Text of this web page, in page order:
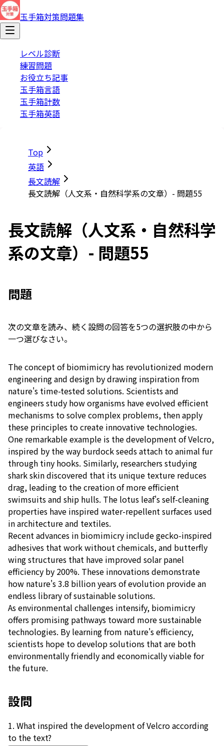
玉手箱対策問題集
レベル診断
練習問題
お役立ち記事
玉手箱言語
玉手箱計数
玉手箱英語
Top
英語
長文読解
長文読解（人文系・自然科学系の文章）- 問題55
長文読解（人文系・自然科学
系の文章）- 問題55
問題
次の文章を読み、続く設問の回答を5つの選択肢の中から
一つ選びなさい。
The concept of biomimicry has revolutionized modern
engineering and design by drawing inspiration from
nature's time-tested solutions. Scientists and
engineers study how organisms have evolved efficient
mechanisms to solve complex problems, then apply
these principles to create innovative technologies.
One remarkable example is the development of Velcro,
inspired by the way burdock seeds attach to animal fur
through tiny hooks. Similarly, researchers studying
shark skin discovered that its unique texture reduces
drag, leading to the creation of more efficient
swimsuits and ship hulls. The lotus leaf's self-cleaning
properties have inspired water-repellent surfaces used
in architecture and textiles.
Recent advances in biomimicry include gecko-inspired
adhesives that work without chemicals, and butterfly
wing structures that have improved solar panel
efficiency by 200%. These innovations demonstrate
how nature's 3.8 billion years of evolution provide an
endless library of sustainable solutions.
As environmental challenges intensify, biomimicry
offers promising pathways toward more sustainable
technologies. By learning from nature's efficiency,
scientists hope to develop solutions that are both
environmentally friendly and economically viable for
the future.
設問
1. What inspired the development of Velcro according
to the text?